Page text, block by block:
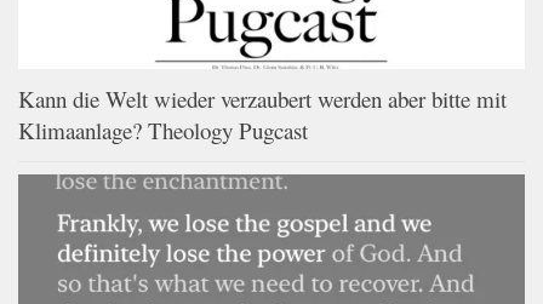
Kann die Welt wieder verzaubert werden aber bitte mit
Klimaanlage? Theology Pugcast